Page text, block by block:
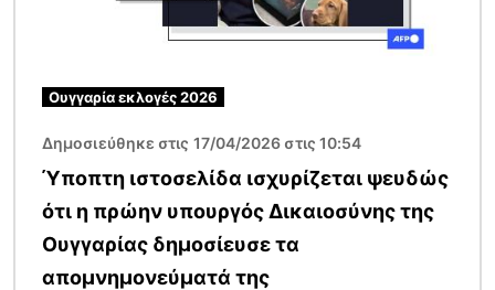
Ουγγαρία εκλογές 2026
Δημοσιεύθηκε στις 17/04/2026 στις 10:54
Ύποπτη ιστοσελίδα ισχυρίζεται ψευδώς
ότι η πρώην υπουργός Δικαιοσύνης της
Ουγγαρίας δημοσίευσε τα
απομνημονεύματά της